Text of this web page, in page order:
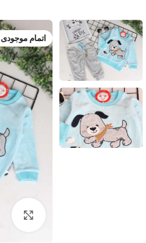
نوزادی
اتمام موجودی